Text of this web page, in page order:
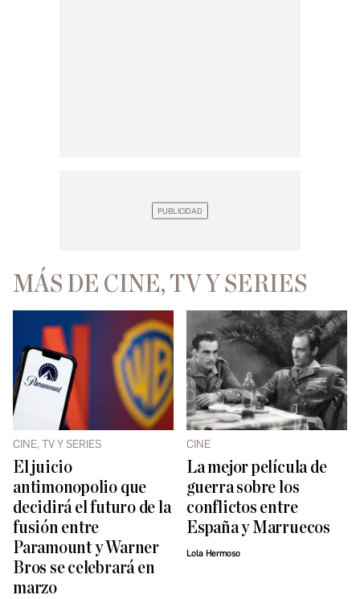
MÁS DE CINE, TV Y SERIES
CINE, TV Y SERIES
El juicio
antimonopolio que
decidirá el futuro de la
fusión entre
Paramount y Warner
Bros se celebrará en
marzo
CINE
La mejor película de
guerra sobre los
conflictos entre
España y Marruecos
Lola Hermoso